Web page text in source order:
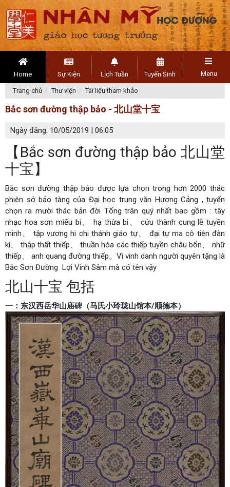
Home Sự Kiện Lịch Tuần Tuyển Sinh Menu
Trang chủ Thư viện Tài liệu tham khảo
Bắc sơn đường thập bảo - 北山堂十宝
Ngày đăng: 10/05/2019 | 06:05
【Bắc sơn đường thập bảo 北山堂
十宝】
Bắc sơn đường thập bảo được lựa chọn trong hơn 2000 thác
phiên sở bảo tàng của Đại học trung văn Hương Cảng , tuyển
chọn ra mười thác bản đời Tống trân quý nhất bao gồm : tây
nhạc hoa sơn miếu bi、 hạ thừa bi、 cửu thành cung lễ tuyền
minh、 tập vương hi chi thánh giáo tự、 đại tự ma cô tiên đàn
kí、 thập thất thiếp、 thuần hóa các thiếp tuyền châu bổn、 nhữ
thiếp、 anh quang đường thiếp。Vì vinh danh người quyên tặng là
Bắc Sơn Đường Lợi Vinh Sâm mà có tên vậy
北山十宝 包括
一：东汉西岳华山庙碑（马氏小玲珑山馆本/顺德本）